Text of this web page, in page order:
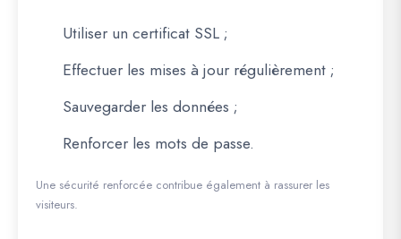
Utiliser un certificat SSL ;
Effectuer les mises à jour régulièrement ;
Sauvegarder les données ;
Renforcer les mots de passe.
Une sécurité renforcée contribue également à rassurer les
visiteurs.